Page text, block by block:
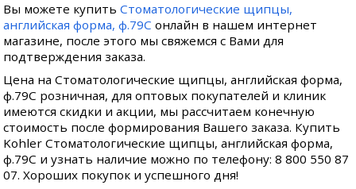
Вы можете купитьСтоматологические щипцы,
английская форма, ф.79С онлайн в нашем интернет
магазине, после этого мы свяжемся с Вами для
подтверждения заказа.
Цена на Стоматологические щипцы, английская форма,
ф.79С розничная, для оптовых покупателей и клиник
имеются скидки и акции, мы рассчитаем конечную
стоимость после формирования Вашего заказа. Купить
Kohler Стоматологические щипцы, английская форма,
ф.79С и узнать наличие можно по телефону: 8 800 550 87
07. Хороших покупок и успешного дня!